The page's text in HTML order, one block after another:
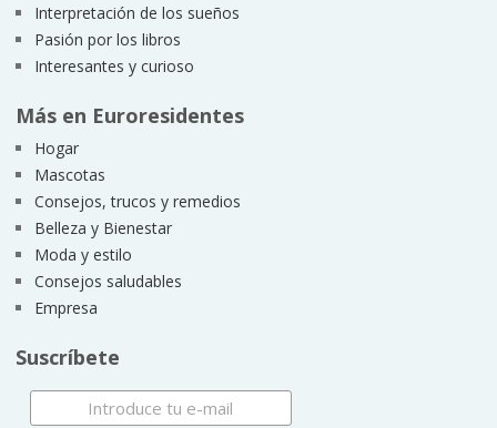
Interpretación de los sueños
Pasión por los libros
Interesantes y curioso
Más en Euroresidentes
Hogar
Mascotas
Consejos, trucos y remedios
Belleza y Bienestar
Moda y estilo
Consejos saludables
Empresa
Suscríbete